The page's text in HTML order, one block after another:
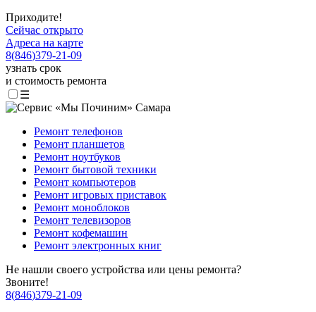
Приходите!
Сейчас открыто
Адреса на карте
8(846)379-21-09
узнать срок
и стоимость ремонта
☰
Ремонт телефонов
Ремонт планшетов
Ремонт ноутбуков
Ремонт бытовой техники
Ремонт компьютеров
Ремонт игровых приставок
Ремонт моноблоков
Ремонт телевизоров
Ремонт кофемашин
Ремонт электронных книг
Не нашли своего устройства или цены ремонта?
Звоните!
8(846)379-21-09